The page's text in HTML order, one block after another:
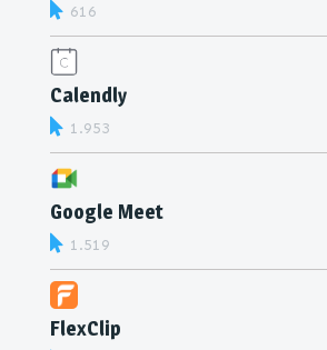
616
Calendly
1.953
Google Meet
1.519
FlexClip